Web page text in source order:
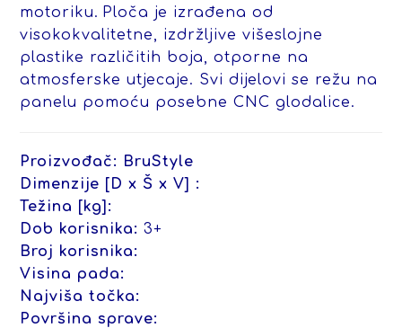
motoriku. Ploča je izrađena od
visokokvalitetne, izdržljive višeslojne
plastike različitih boja, otporne na
atmosferske utjecaje. Svi dijelovi se režu na
panelu pomoću posebne CNC glodalice.
Proizvođač: BruStyle
Dimenzije [D x Š x V] :
Težina [kg]:
Dob korisnika: 3+
Broj korisnika:
Visina pada:
Najviša točka:
Površina sprave: